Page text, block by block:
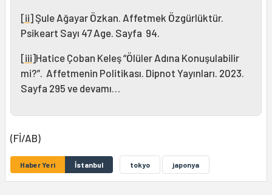
[ii]Şule Ağayar Özkan. Affetmek Özgürlüktür.
Psikeart Sayı 47 Age. Sayfa 94.
[iii]Hatice Çoban Keleş “Ölüler Adına Konuşulabilir
mi?”. Affetmenin Politikası. Dipnot Yayınları. 2023.
Sayfa 295 ve devamı…
(Fİ/AB)
Haber Yeri İstanbul tokyo japonya